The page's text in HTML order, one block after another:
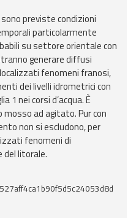
previste condizioni
particolarmente
su settore orientale con
generare diffusi
fenomeni franosi,
dei livelli idrometrici con
1 nei corsi d’acqua. È
ad agitato. Pur con
non si escludono, per
fenomeni di
del litorale.